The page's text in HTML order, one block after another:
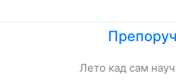
Лето кад сам